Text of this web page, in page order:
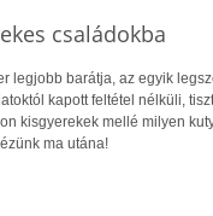
családokba
legjobb barátja, az egyik
kapott feltétel nélküli,
kisgyerekek mellé milyen
ma utána!